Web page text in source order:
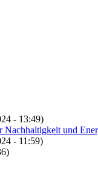
- 13:49)
Nachhaltigkeit und
- 11:59)